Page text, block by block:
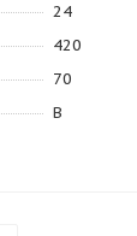
24
420
70
B